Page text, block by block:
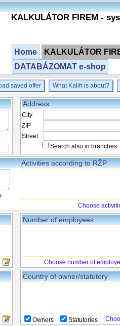
KALKULÁTOR FIREM -
Home
KALKULÁTOR
DATABÁZOMAT e-shop
saved offer What Kalifr is about?
Address
City
ZIP
Street
Search also in branches
Activities according to RŽP
Choose
Number of employees
Choose number of
Country of owner/statutory
Owners Statutories